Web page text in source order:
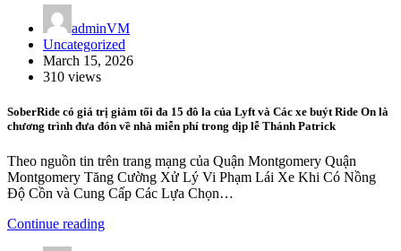
adminVM
Uncategorized
March 15, 2026
310 views
SoberRide có giá trị giảm tối đa 15 đô la của Lyft và Các xe buýt Ride On là
chương trình đưa đón về nhà miễn phí trong dịp lễ Thánh Patrick
Theo nguồn tin trên trang mạng của Quận Montgomery Quận
Montgomery Tăng Cường Xử Lý Vi Phạm Lái Xe Khi Có Nồng
Độ Cồn và Cung Cấp Các Lựa Chọn…
Continue reading